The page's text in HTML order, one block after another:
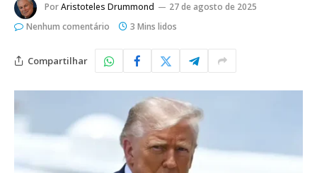
PorAristoteles Drummond
27 de agosto de 2025
Nenhum comentário
3 Mins lidos
Compartilhar